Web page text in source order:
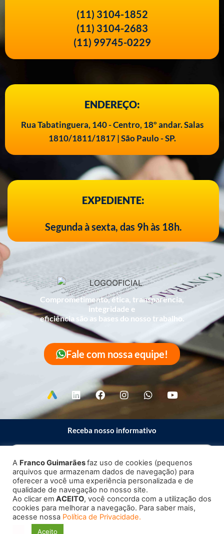
(11) 3104-1852
(11) 3104-2683
(11) 99745-0229
ENDEREÇO:
Rua Tabatinguera, 140 - Centro, 18º andar. Salas
1810/1811/1817 | São Paulo - SP.
EXPEDIENTE:
Segunda à sexta, das 9h às 18h.
Comprometimento, ética, transparência,
integridade e
eficiência são as bases do nosso trabalho.
Fale com nossa equipe!
Receba nosso informativo
Enviar
Copyright 2023 – 2026 ©
A Franco Guimarãesfaz uso de cookies (pequenos
arquivos que armazenam dados de navegação) para
oferecer a você uma experiência personalizada e de
qualidade de navegação no nosso site.
Ao clicar em ACEITO, você concorda com a utilização dos
cookies para melhorar a navegação. Para saber mais,
acesse nossa Política de Privacidade.
Aceito